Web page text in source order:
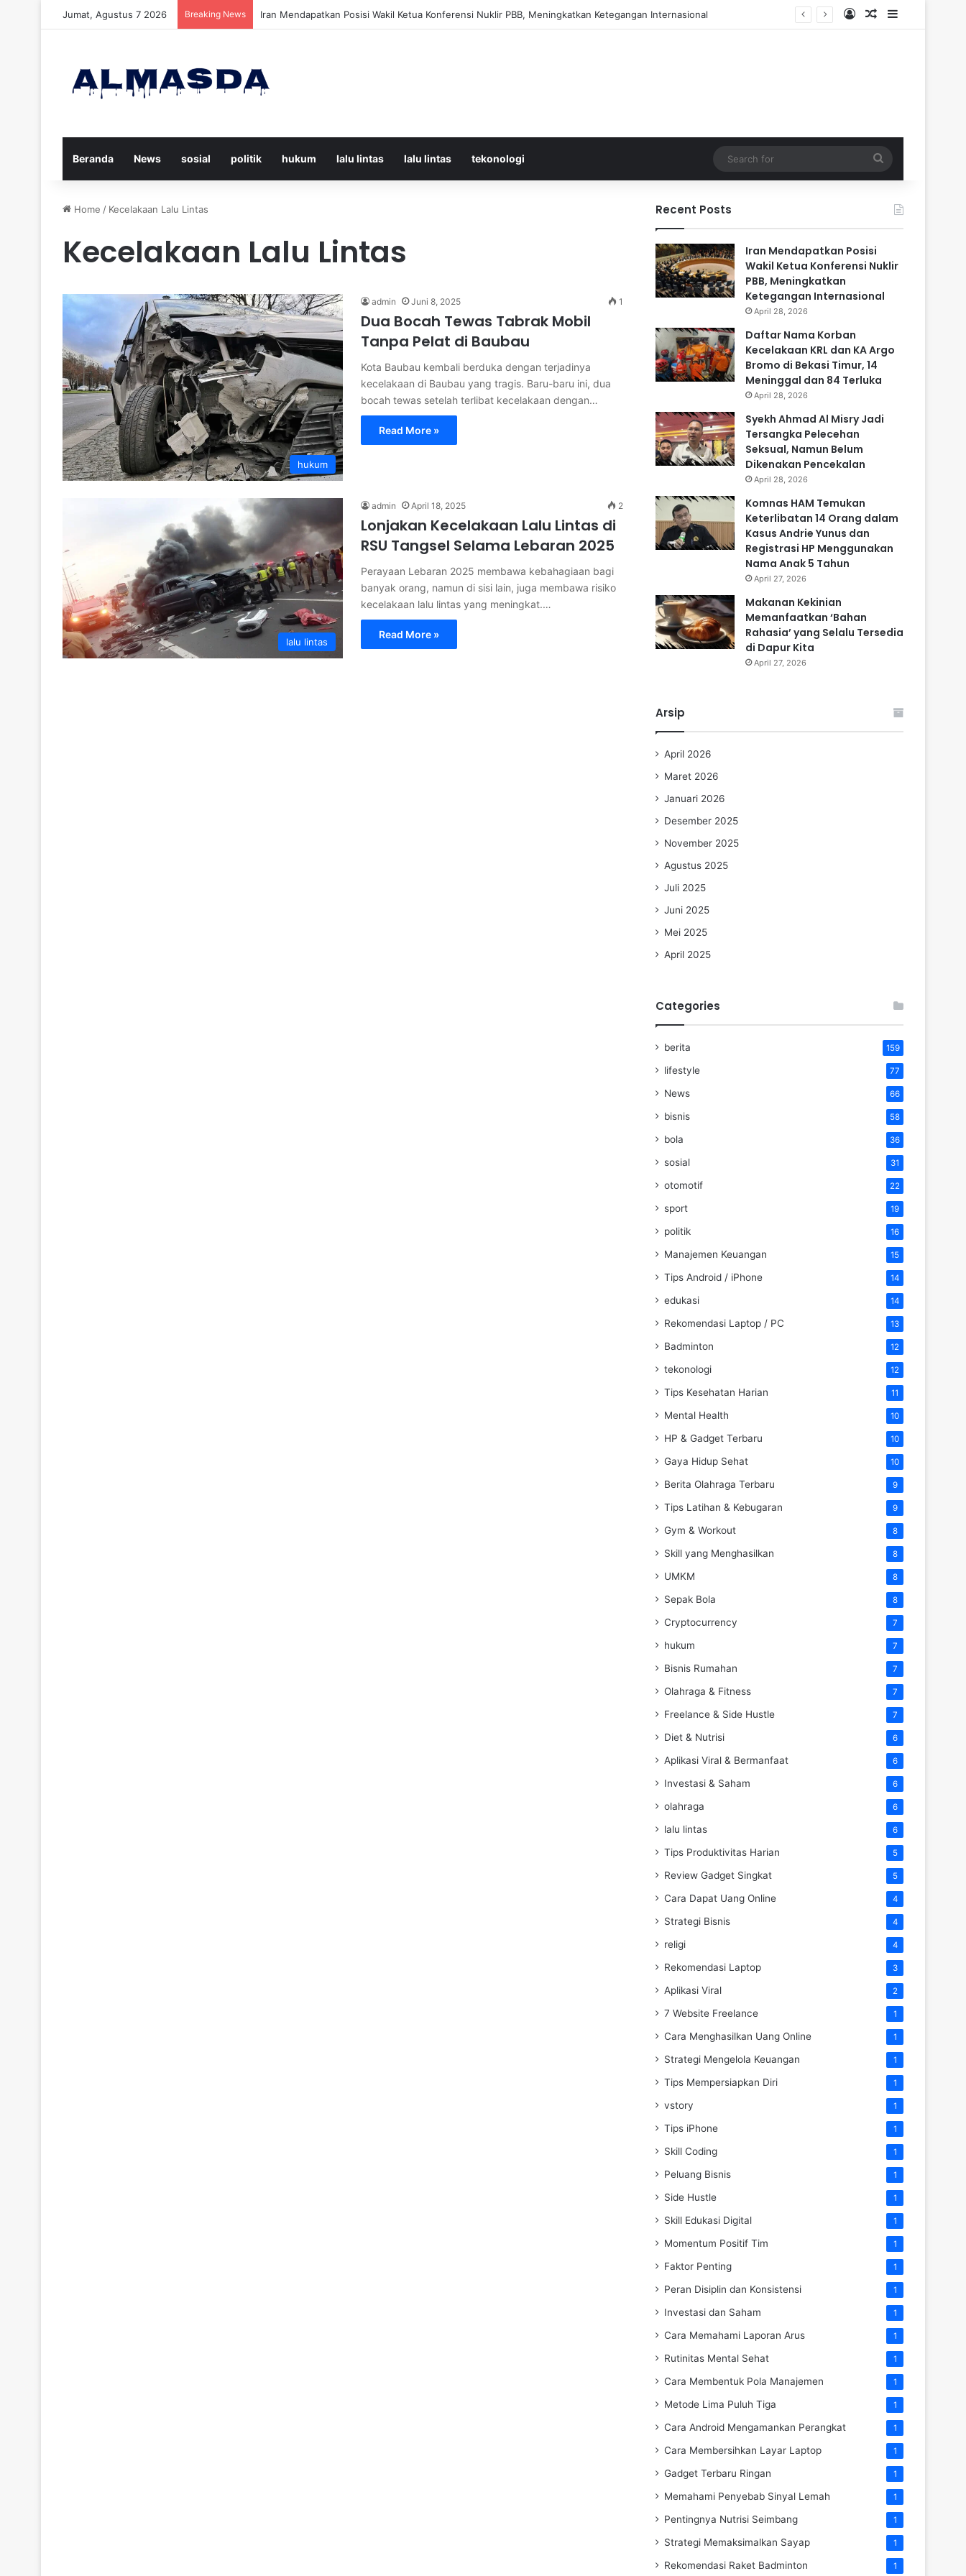
Jumat, Agustus 7 2026 Breaking News Daftar Nama Korban Kecelakaan KRL dan KA Argo Bromo di Bekasi Timur, 14 Meninggal dan 84 Terluka Log InRandom Article
Sidebar
Beranda News sosial politik hukum lalu lintas lalu lintas tekonologi
for
Home / Kecelakaan Lalu Lintas
Kecelakaan Lalu Lintas
hukum
admin Juni 8, 2025 1
Dua Bocah Tewas Tabrak Mobil
Tanpa Pelat di Baubau
Kota Baubau kembali berduka dengan terjadinya
kecelakaan di Baubau yang tragis. Baru-baru ini, dua
bocah tewas setelah terlibat kecelakaan dengan…
Read More »
lalu lintas
admin April 18, 2025 2
Lonjakan Kecelakaan Lalu Lintas di
RSU Tangsel Selama Lebaran 2025
Perayaan Lebaran 2025 membawa kebahagiaan bagi
banyak orang, namun di sisi lain, juga membawa risiko
kecelakaan lalu lintas yang meningkat.…
Read More »
Recent Posts
Iran Mendapatkan Posisi
Wakil Ketua Konferensi Nuklir
PBB, Meningkatkan
Ketegangan Internasional
April 28, 2026
Daftar Nama Korban
Kecelakaan KRL dan KA Argo
Bromo di Bekasi Timur, 14
Meninggal dan 84 Terluka
April 28, 2026
Syekh Ahmad Al Misry Jadi
Tersangka Pelecehan
Seksual, Namun Belum
Dikenakan Pencekalan
April 28, 2026
Komnas HAM Temukan
Keterlibatan 14 Orang dalam
Kasus Andrie Yunus dan
Registrasi HP Menggunakan
Nama Anak 5 Tahun
April 27, 2026
Makanan Kekinian
Memanfaatkan ‘Bahan
Rahasia’ yang Selalu Tersedia
di Dapur Kita
April 27, 2026
Arsip
April 2026
Maret 2026
Januari 2026
Desember 2025
November 2025
Agustus 2025
Juli 2025
Juni 2025
Mei 2025
April 2025
Categories
berita 159
lifestyle 77
News 66
bisnis 58
bola 36
sosial 31
otomotif 22
sport 19
politik 16
Manajemen Keuangan 15
Tips Android / iPhone 14
edukasi 14
Rekomendasi Laptop / PC 13
Badminton 12
tekonologi 12
Tips Kesehatan Harian 11
Mental Health 10
HP & Gadget Terbaru 10
Gaya Hidup Sehat 10
Berita Olahraga Terbaru 9
Tips Latihan & Kebugaran 9
Gym & Workout 8
Skill yang Menghasilkan 8
UMKM 8
Sepak Bola 8
Cryptocurrency 7
hukum 7
Bisnis Rumahan 7
Olahraga & Fitness 7
Freelance & Side Hustle 7
Diet & Nutrisi 6
Aplikasi Viral & Bermanfaat 6
Investasi & Saham 6
olahraga 6
lalu lintas 6
Tips Produktivitas Harian 5
Review Gadget Singkat 5
Cara Dapat Uang Online 4
Strategi Bisnis 4
religi 4
Rekomendasi Laptop 3
Aplikasi Viral 2
7 Website Freelance 1
Cara Menghasilkan Uang Online 1
Strategi Mengelola Keuangan 1
Tips Mempersiapkan Diri 1
vstory 1
Tips iPhone 1
Skill Coding 1
Peluang Bisnis 1
Side Hustle 1
Skill Edukasi Digital 1
Momentum Positif Tim 1
Faktor Penting 1
Peran Disiplin dan Konsistensi 1
Investasi dan Saham 1
Cara Memahami Laporan Arus 1
Rutinitas Mental Sehat 1
Cara Membentuk Pola Manajemen 1
Metode Lima Puluh Tiga 1
Cara Android Mengamankan Perangkat 1
Cara Membersihkan Layar Laptop 1
Gadget Terbaru Ringan 1
Memahami Penyebab Sinyal Lemah 1
Pentingnya Nutrisi Seimbang 1
Strategi Memaksimalkan Sayap 1
Rekomendasi Raket Badminton 1